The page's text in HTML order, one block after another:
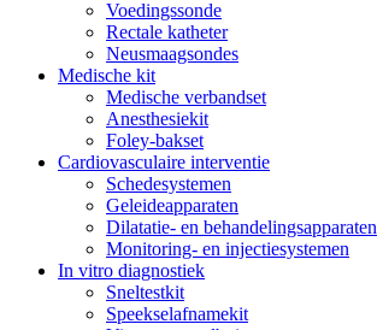
Voedingssonde
Rectale katheter
Neusmaagsondes
Medische kit
Medische verbandset
Anesthesiekit
Foley-bakset
Cardiovasculaire interventie
Schedesystemen
Geleideapparaten
Dilatatie- en behandelingsapparaten
Monitoring- en injectiesystemen
In vitro diagnostiek
Sneltestkit
Speekselafnamekit